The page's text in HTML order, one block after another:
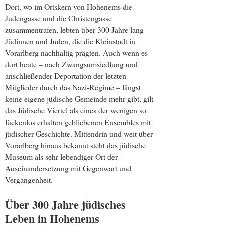
Dort, wo im Ortskern von Hohenems die
Judengasse und die Christengasse
zusammentrafen, lebten über 300 Jahre lang
Jüdinnen und Juden, die die Kleinstadt in
Vorarlberg nachhaltig prägten. Auch wenn es
dort heute – nach Zwangsumsiedlung und
anschließender Deportation der letzten
Mitglieder durch das Nazi-Regime – längst
keine eigene jüdische Gemeinde mehr gibt, gilt
das Jüdische Viertel als eines der wenigen so
lückenlos erhalten gebliebenen Ensembles mit
jüdischer Geschichte. Mittendrin und weit über
Vorarlberg hinaus bekannt steht das jüdische
Museum als sehr lebendiger Ort der
Auseinandersetzung mit Gegenwart und
Vergangenheit.
Über 300 Jahre jüdisches
Leben in Hohenems